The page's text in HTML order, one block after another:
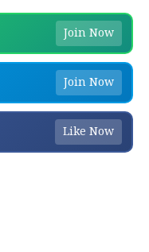
Join Now
Join Now
Like Now